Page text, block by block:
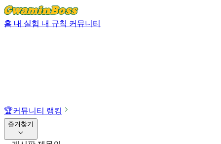
홈 내 실험 내 규칙 커뮤니티
🏆커뮤니티 랭킹
즐겨찾기